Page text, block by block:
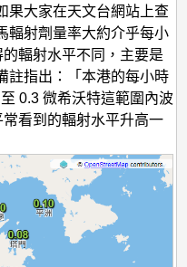
果大家在天文台網站上查
輻射劑量率大約介乎每小
輻射水平不同，主要是
註指出：「本港的每小時
0.3 微希沃特這範圍內波
看到的輻射水平升高一